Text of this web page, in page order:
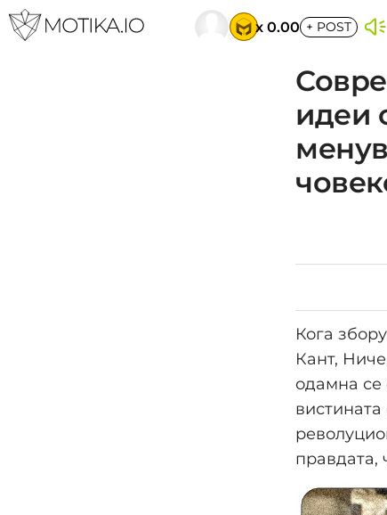
x 0.00 + POST
идеи
Кога
Кант,
одамна
правдата,